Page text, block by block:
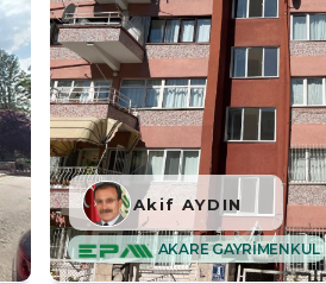
AKARE GAYRİMENKUL
Akif AYDIN